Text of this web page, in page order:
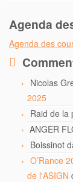
Agenda
Agenda des
Nicolas
2025
Raid de la
ANGER
Boissinot
O’Rance
de l'ASIGN